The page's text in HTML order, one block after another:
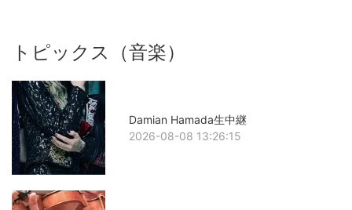
トピックス（音楽）
Damian Hamada生中継
2026-08-08 13:26:15